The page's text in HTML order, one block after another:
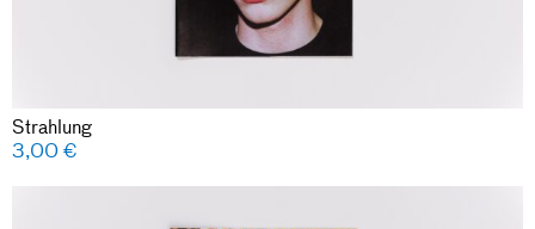
Strahlung
3,00€